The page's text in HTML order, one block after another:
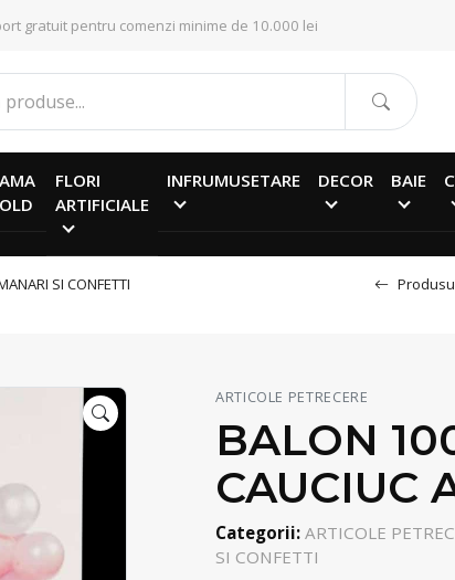
gratuit pentru comenzi minime de 10.000 lei
FLORI
ARTIFICIALE
INFRUMUSETARE DECOR BAIE
SI CONFETTI
ARTICOLE PETRECERE
BALON
CAUCIUC
Categorii: ARTICOLE
SI CONFETTI